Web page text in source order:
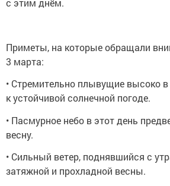
с этим днём.
Приметы, на которые обращали
3 марта:
• Стремительно плывущие высоко
к устойчивой солнечной погоде.
• Пасмурное небо в этот день
весну.
• Сильный ветер, поднявшийся с
затяжной и прохладной весны.